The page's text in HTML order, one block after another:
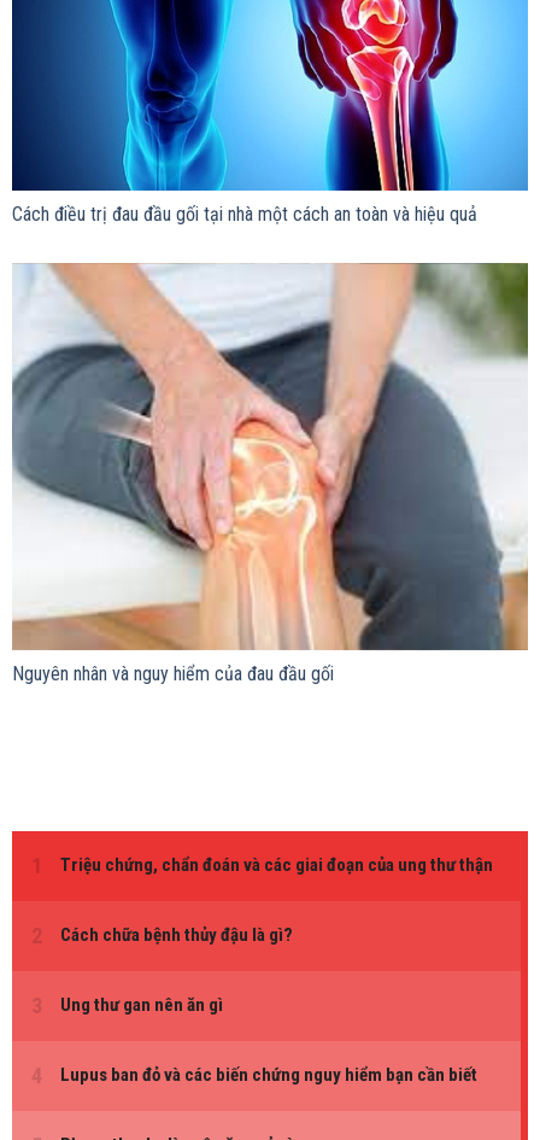
Cách điều trị đau đầu gối tại nhà một cách an toàn và hiệu quả
Nguyên nhân và nguy hiểm của đau đầu gối